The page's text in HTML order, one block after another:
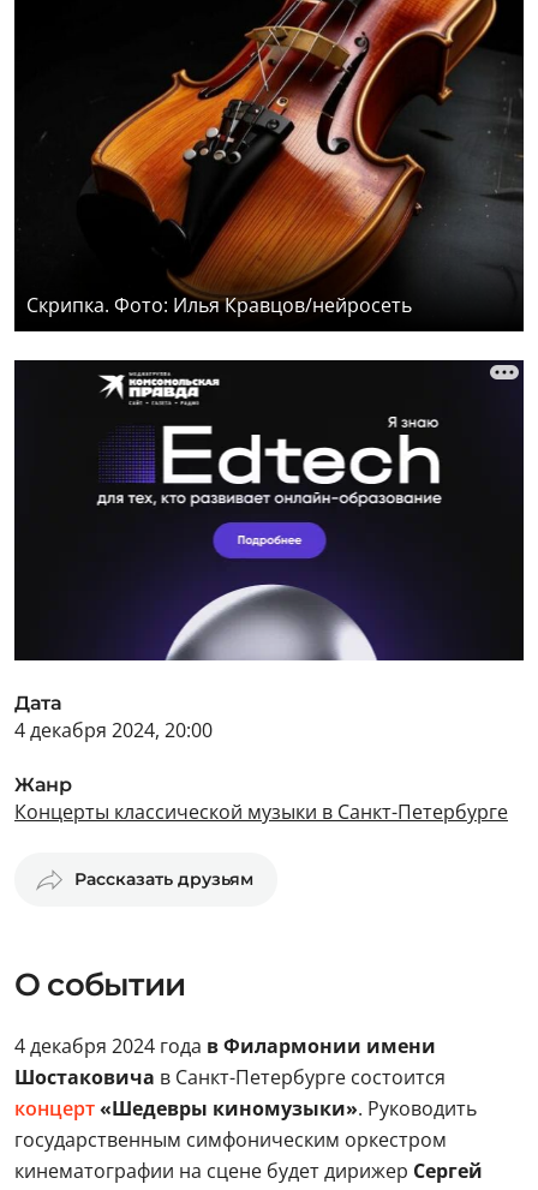
Скрипка. Фото: Илья Кравцов/нейросеть
Дата
4 декабря 2024, 20:00
Жанр
Концерты классической музыки в Санкт-Петербурге
Рассказать друзьям
О событии
4 декабря 2024 года в Филармонии имени
Шостаковича в Санкт-Петербурге состоится
концерт«Шедевры киномузыки». Руководить
государственным симфоническим оркестром
кинематографии на сцене будет дирижер Сергей